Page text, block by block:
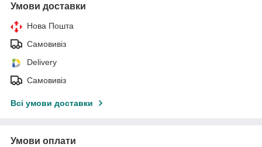
Умови доставки
Нова Пошта
Самовивіз
Delivery
Самовивіз
Всі умови доставки
Умови оплати